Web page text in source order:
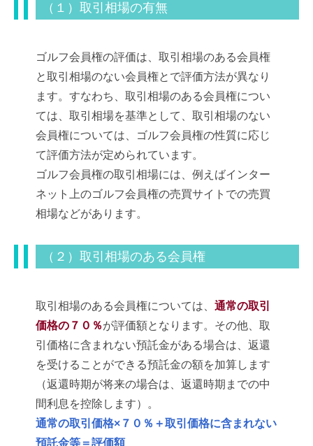
（１）取引相場の有無
ゴルフ会員権の評価は、取引相場のある会員権
と取引相場のない会員権とで評価方法が異なり
ます。すなわち、取引相場のある会員権につい
ては、取引相場を基準として、取引相場のない
会員権については、ゴルフ会員権の性質に応じ
て評価方法が定められています。
ゴルフ会員権の取引相場には、例えばインター
ネット上のゴルフ会員権の売買サイトでの売買
相場などがあります。
（２）取引相場のある会員権
取引相場のある会員権については、 通常の取引
価格の７０％が評価額となります。その他、取
引価格に含まれない預託金がある場合は、返還
を受けることができる預託金の額を加算します
（返還時期が将来の場合は、返還時期までの中
間利息を控除します）。
通常の取引価格×７０％＋取引価格に含まれない
預託金等＝評価額